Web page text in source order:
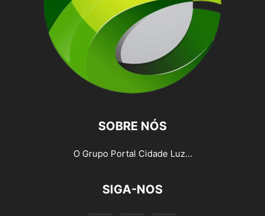
SOBRE NÓS
O Grupo Portal Cidade Luz...
SIGA-NOS